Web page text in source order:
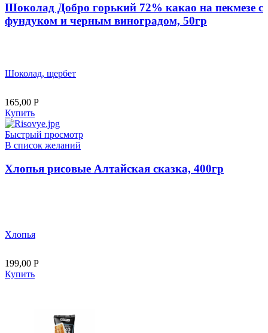
Шоколад Добро горький 72% какао на пекмезе с
фундуком и черным виноградом, 50гр
Шоколад, щербет
165,00 Р
Купить
Быстрый просмотр
В список желаний
Хлопья рисовые Алтайская сказка, 400гр
Хлопья
199,00 Р
Купить